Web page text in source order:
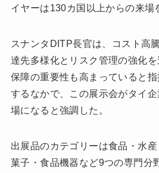
イヤーは130カ国以上からの来場
スナンタDITP長官は、コスト高
達先多様化とリスク管理の強化
保障の重要性も高まっていると
するなかで、この展示会がタイ
場になると強調した。
出展品のカテゴリーは食品・水
菓子・食品機器など9つの専門分